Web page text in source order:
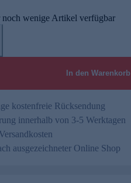
noch wenige Artikel verfügbar
In den Warenkorb
kostenfreie Rücksendung
innerhalb von 3-5 Werktagen
Versandkosten
ausgezeichneter Online Shop